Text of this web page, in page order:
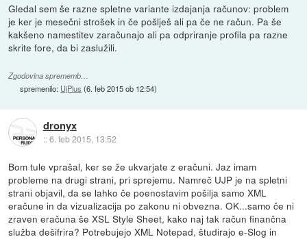
Gledal sem še razne spletne variante izdajanja računov: problem
je ker je mesečni strošek in če pošlješ ali pa če ne račun. Pa še
kakšeno namestitev zaračunajo ali pa odpriranje profila pa razne
skrite fore, da bi zaslužili.
Zgodovina sprememb…
spremenilo: UjPlus (6. feb 2015 ob 12:54)
dronyx
::6. feb 2015, 13:52
Bom tule vprašal, ker se že ukvarjate z eračuni. Jaz imam
probleme na drugi strani, pri sprejemu. Namreč UJP je na spletni
strani objavil, da se lahko če poenostavim pošilja samo XML
eračune in da vizualizacija po zakonu ni obvezna. OK...samo če ni
zraven eračuna še XSL Style Sheet, kako naj tak račun finančna
služba dešifrira? Potrebujejo XML Notepad, študirajo e-Slog in